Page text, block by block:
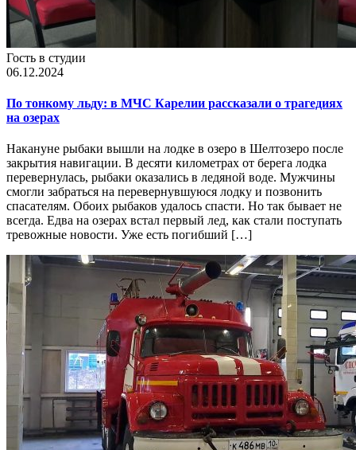
Гость в студии
06.12.2024
По тонкому льду: в МЧС Карелии рассказали о трагедиях
на озерах
Накануне рыбаки вышли на лодке в озеро в Шелтозеро после
закрытия навигации. В десяти километрах от берега лодка
перевернулась, рыбаки оказались в ледяной воде. Мужчины
смогли забраться на перевернувшуюся лодку и позвонить
спасателям. Обоих рыбаков удалось спасти. Но так бывает не
всегда. Едва на озерах встал первый лед, как стали поступать
тревожные новости. Уже есть погибший […]